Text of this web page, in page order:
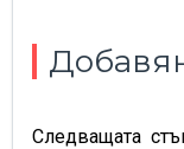
Следващата